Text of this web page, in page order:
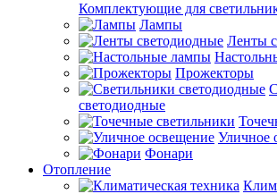
Комплектующие для
Лампы
Ленты
Прожекторы
светодиодные
Уличное
Фонари
Отопление